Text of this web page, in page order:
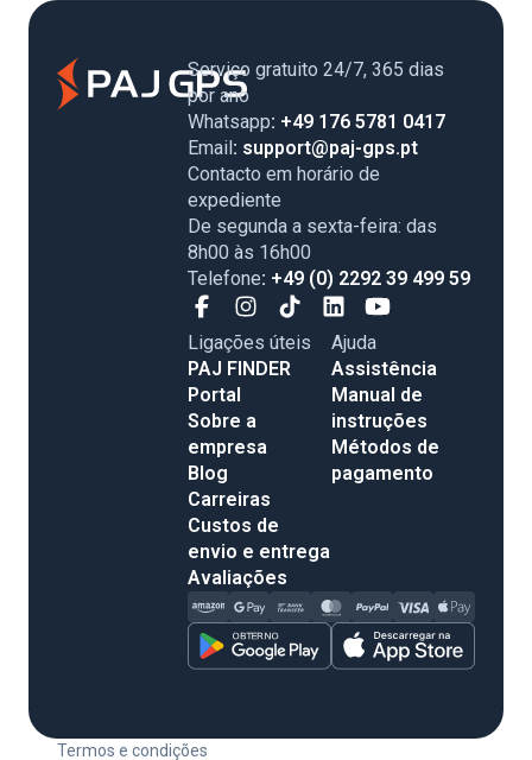
Serviço gratuito 24/7, 365 dias
por ano
Whatsapp: +49 176 5781 0417
Email: support@paj-gps.pt
Contacto em horário de
expediente
De segunda a sexta-feira: das
8h00 às 16h00
Telefone: +49 (0) 2292 39 499 59
Ligações úteis
PAJ FINDER
Portal
Sobre a
empresa
Blog
Carreiras
Custos de
envio e entrega
Avaliações
Ajuda
Assistência
Manual de
instruções
Métodos de
pagamento
Termos e condições